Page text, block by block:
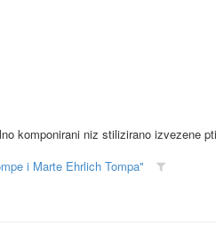
komponirani niz stilizirano izvezene
i Marte Ehrlich Tompa"